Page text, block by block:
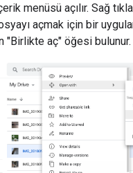
menüsü açılır. Sağ
açmak için bir
"Birlikte aç" öğesi bulunur.